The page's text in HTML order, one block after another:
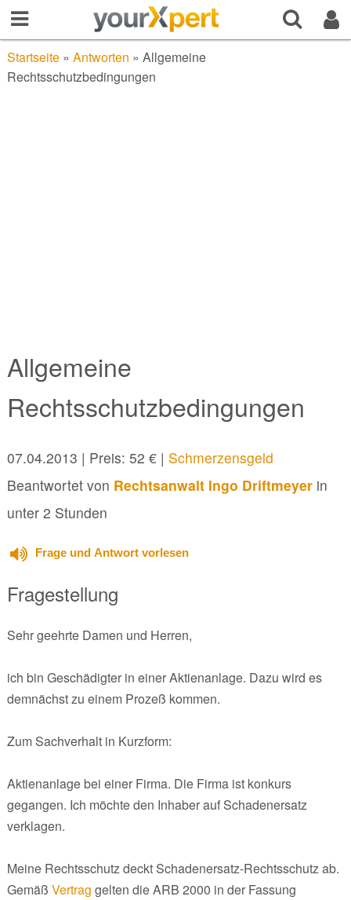
Startseite» Antworten » Allgemeine
Rechtsschutzbedingungen
Allgemeine
Rechtsschutzbedingungen
07.04.2013 | Preis: 52 € | Schmerzensgeld
Beantwortet von Rechtsanwalt Ingo Driftmeyerin
unter 2 Stunden
Frage und Antwort vorlesen
Fragestellung
Sehr geehrte Damen und Herren,
ich bin Geschädigter in einer Aktienanlage. Dazu wird es
demnächst zu einem Prozeß kommen.
Zum Sachverhalt in Kurzform:
Aktienanlage bei einer Firma. Die Firma ist konkurs
gegangen. Ich möchte den Inhaber auf Schadenersatz
verklagen.
Meine Rechtsschutz deckt Schadenersatz-Rechtsschutz ab.
Gemäß Vertrag gelten die ARB 2000 in der Fassung